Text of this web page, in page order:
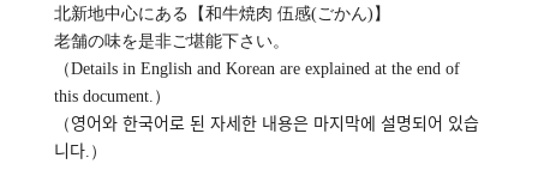
北新地中心にある【和牛焼肉 伍感(ごかん)】
老舗の味を是非ご堪能下さい。
（Details in English and Korean are explained at the end of
this document.）
（영어와 한국어로 된 자세한 내용은 마지막에 설명되어 있습
니다.）